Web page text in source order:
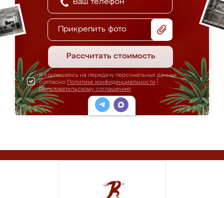
Прикрепить фото
Рассчитать стоимость
Я соглашаюсь на передачу персональных данных
согласно Политике конфиденциальности
Пользовательскому соглашению